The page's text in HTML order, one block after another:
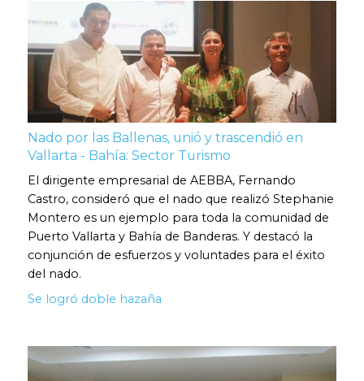
Nado por las Ballenas, unió y trascendió en
Vallarta - Bahía: Sector Turismo
El dirigente empresarial de AEBBA, Fernando
Castro, consideró que el nado que realizó Stephanie
Montero es un ejemplo para toda la comunidad de
Puerto Vallarta y Bahía de Banderas. Y destacó la
conjunción de esfuerzos y voluntades para el éxito
del nado.
Se logró doble hazaña